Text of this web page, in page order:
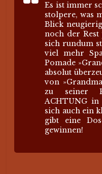
Es ist immer
stolpere, was
Blick
noch der Rest
sich rundum
viel mehr
Pomade
absolut
von
zu seiner
ACHTUNG
sich auch ein
gibt eine
gewinnen!